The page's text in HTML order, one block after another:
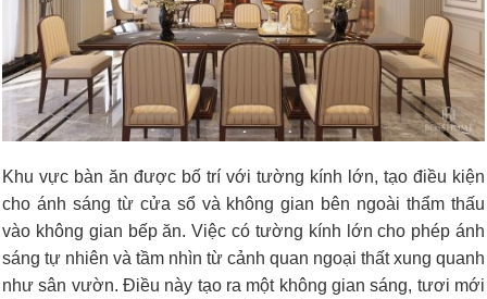
Khu vực bàn ăn được bố trí với tường kính lớn, tạo điều kiện
cho ánh sáng từ cửa sổ và không gian bên ngoài thẩm thấu
vào không gian bếp ăn. Việc có tường kính lớn cho phép ánh
sáng tự nhiên và tầm nhìn từ cảnh quan ngoại thất xung quanh
như sân vườn. Điều này tạo ra một không gian sáng, tươi mới